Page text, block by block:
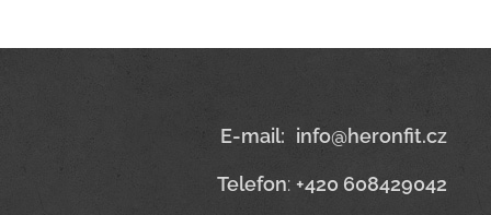
E-mail: info@heronfit.cz
Telefon: +420 608429042